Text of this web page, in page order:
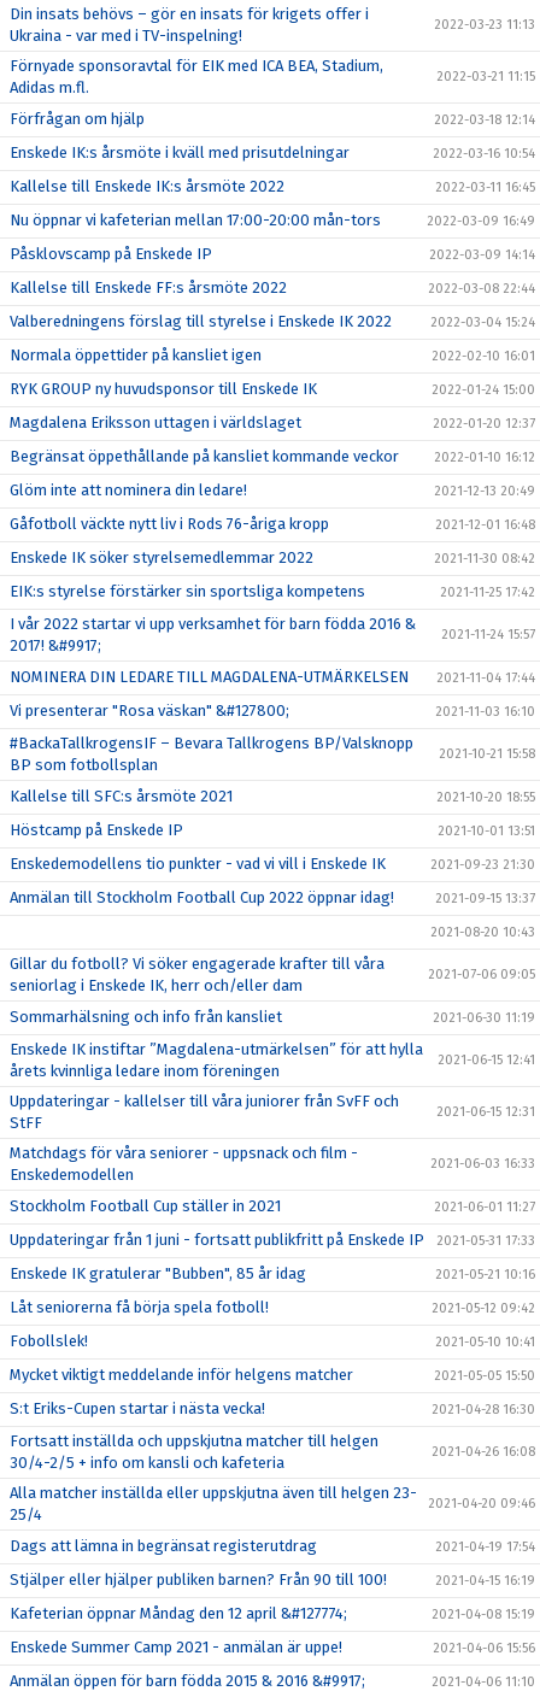
Din insats behövs – gör en insats för krigets offer i
Ukraina - var med i TV-inspelning!
2022-03-23 11:13
Förnyade sponsoravtal för EIK med ICA BEA, Stadium,
Adidas m.fl.
2022-03-21 11:15
Förfrågan om hjälp 2022-03-18 12:14
Enskede IK:s årsmöte i kväll med prisutdelningar 2022-03-16 10:54
Kallelse till Enskede IK:s årsmöte 2022 2022-03-11 16:45
Nu öppnar vi kafeterian mellan 17:00-20:00 mån-tors 2022-03-09 16:49
Påsklovscamp på Enskede IP 2022-03-09 14:14
Kallelse till Enskede FF:s årsmöte 2022 2022-03-08 22:44
Valberedningens förslag till styrelse i Enskede IK 2022 2022-03-04 15:24
Normala öppettider på kansliet igen 2022-02-10 16:01
RYK GROUP ny huvudsponsor till Enskede IK 2022-01-24 15:00
Magdalena Eriksson uttagen i världslaget 2022-01-20 12:37
Begränsat öppethållande på kansliet kommande veckor 2022-01-10 16:12
Glöm inte att nominera din ledare! 2021-12-13 20:49
Gåfotboll väckte nytt liv i Rods 76-åriga kropp 2021-12-01 16:48
Enskede IK söker styrelsemedlemmar 2022 2021-11-30 08:42
EIK:s styrelse förstärker sin sportsliga kompetens 2021-11-25 17:42
I vår 2022 startar vi upp verksamhet för barn födda 2016 &
2017! &#9917;
2021-11-24 15:57
NOMINERA DIN LEDARE TILL MAGDALENA-UTMÄRKELSEN 2021-11-04 17:44
Vi presenterar "Rosa väskan" &#127800; 2021-11-03 16:10
#BackaTallkrogensIF – Bevara Tallkrogens BP/Valsknopp
BP som fotbollsplan
2021-10-21 15:58
Kallelse till SFC:s årsmöte 2021 2021-10-20 18:55
Höstcamp på Enskede IP 2021-10-01 13:51
Enskedemodellens tio punkter - vad vi vill i Enskede IK 2021-09-23 21:30
Anmälan till Stockholm Football Cup 2022 öppnar idag! 2021-09-15 13:37
2021-08-20 10:43
Gillar du fotboll? Vi söker engagerade krafter till våra
seniorlag i Enskede IK, herr och/eller dam
2021-07-06 09:05
Sommarhälsning och info från kansliet 2021-06-30 11:19
Enskede IK instiftar ”Magdalena-utmärkelsen” för att hylla
årets kvinnliga ledare inom föreningen
2021-06-15 12:41
Uppdateringar - kallelser till våra juniorer från SvFF och
StFF
2021-06-15 12:31
Matchdags för våra seniorer - uppsnack och film -
Enskedemodellen
2021-06-03 16:33
Stockholm Football Cup ställer in 2021 2021-06-01 11:27
Uppdateringar från 1 juni - fortsatt publikfritt på Enskede IP 2021-05-31 17:33
Enskede IK gratulerar "Bubben", 85 år idag 2021-05-21 10:16
Låt seniorerna få börja spela fotboll! 2021-05-12 09:42
Fobollslek! 2021-05-10 10:41
Mycket viktigt meddelande inför helgens matcher 2021-05-05 15:50
S:t Eriks-Cupen startar i nästa vecka! 2021-04-28 16:30
Fortsatt inställda och uppskjutna matcher till helgen
30/4-2/5 + info om kansli och kafeteria
2021-04-26 16:08
Alla matcher inställda eller uppskjutna även till helgen 23-
25/4
2021-04-20 09:46
Dags att lämna in begränsat registerutdrag 2021-04-19 17:54
Stjälper eller hjälper publiken barnen? Från 90 till 100! 2021-04-15 16:19
Kafeterian öppnar Måndag den 12 april &#127774; 2021-04-08 15:19
Enskede Summer Camp 2021 - anmälan är uppe! 2021-04-06 15:56
Anmälan öppen för barn födda 2015 & 2016 &#9917; 2021-04-06 11:10